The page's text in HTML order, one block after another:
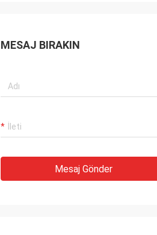
MESAJ BIRAKIN
Mesaj Gönder